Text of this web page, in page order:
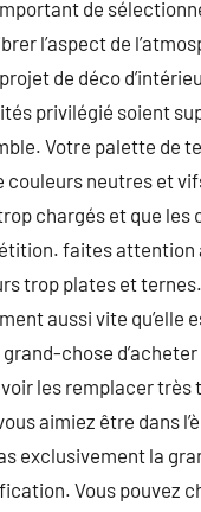
de
l’aspect de
de déco
privilégié soient
Votre palette de
couleurs neutres et
chargés et que les
faites attention
trop plates et
aussi vite qu’elle
chose
les remplacer très
aimiez être dans
exclusivement la
Vous pouvez